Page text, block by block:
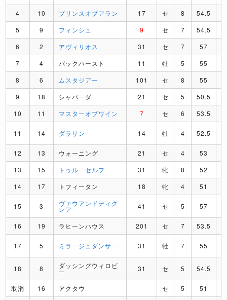
4 10 プリンスオブアラン 17 セ 8 54.5
5
9 フィンシュ 9 セ 7 54.5
6
2 アヴィリオス 31 セ 7 57
7
4 バックハースト 11 牡 5 55
8
6 ムスタジアー 101 セ 8 55
9
18 シャパーダ 21 セ 5 50.5
10
11 マスターオブワイン 7 セ 6 53.5
11 14 ダラサン 14 牡 4 52.5
12 13 ウォーニング 21 セ 4 53
13
15 トゥルーセルフ 31 牝 8 52
14
17 トフィータン 18 牝 4 51
15 3 ヴァウアンドディク
レア 41 セ 5 57
16 19 ラヒーンハウス 201 セ 7 53.5
17 5 ミラージュダンサー 31 牡 7 55
18 8 ダッシングウィロビ
ー 31 セ 5 54.5
取消 16 アクタウ セ 5
51